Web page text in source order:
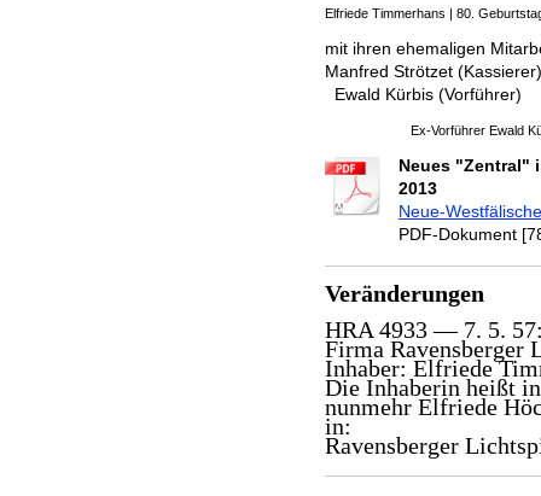
Elfriede Timmerhans | 80.
mit ihren ehemaligen
Manfred Strötzet
Ewald Kürbis (Vorführer)
Ex-Vorführer Ewald
Neues "Zentral"
2013
Neue-
PDF-Dokument
Veränderungen
HRA 4933 — 7. 5.
Firma Ravensberger
Inhaber: Elfriede
Die Inhaberin heißt
nunmehr Elfriede
in:
Ravensberger